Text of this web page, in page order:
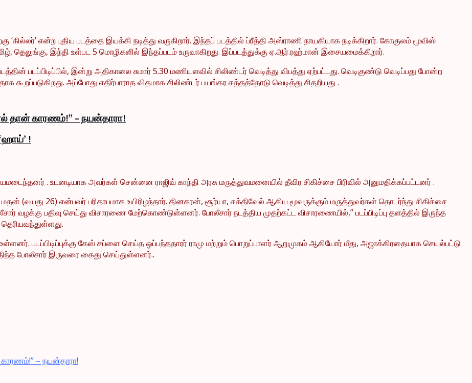
‘கில்லர்’ என்ற புதிய படத்தை இயக்கி நடித்து வருகிறார். இந்தப் படத்தில் ப்ரீத்தி அஸ்ராணி நாயகியாக நடிக்கிறார். கோகுலம் மூவிஸ்
தெலுங்கு, இந்தி உள்பட 5 மொழிகளில் இந்தப்படம் உருவாகிறது. இப்படத்துக்கு ஏ.ஆர்.ரஹ்மான் இசையமைக்கிறார்.
படப்பிடிப்பில், இன்று அதிகாலை சுமார் 5.30 மணியளவில் சிலிண்டர் வெடித்து விபத்து ஏற்பட்டது. வெடிகுண்டு வெடிப்பது போன்ற
கூறப்படுகிறது. அப்போது எதிர்பாராத விதமாக சிலிண்டர் பயங்கர சத்தத்தோடு வெடித்து சிதறியது .
தான் காரணம்!” – நயன்தாரா!
!
. உடனடியாக அவர்கள் சென்னை ராஜிவ் காந்தி அரசு மருத்துவமனையில் தீவிர சிகிச்சை பிரிவில் அனுமதிக்கப்பட்டனர் .
(வயது 26) என்பவர் பரிதாபமாக உயிரிழந்தார். தினகரன், சூர்யா, சக்திவேல் ஆகிய மூவருக்கும் மருத்துவர்கள் தொடர்ந்து சிகிச்சை
வழக்கு பதிவு செய்து விசாரணை மேற்கொண்டுள்ளனர். போலீசார் நடத்திய முதற்கட்ட விசாரணையில்,” படப்பிடிப்பு தளத்தில் இருந்த
படப்பிடிப்புக்கு கேஸ் சப்ளை செய்த ஒப்பந்ததாரர் ராமு மற்றும் பொறுப்பாளர் ஆறுமுகம் ஆகியோர் மீது, அஜாக்கிரதையாக செயல்பட்டு
போலீசார் இருவரை கைது செய்துள்ளனர்..